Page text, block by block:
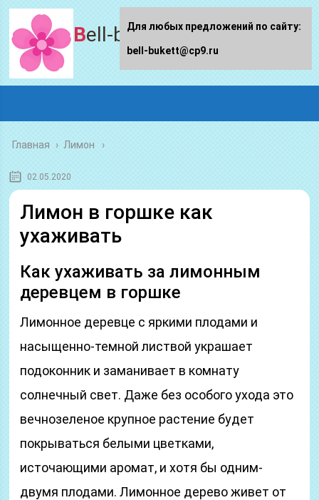
Bell-bukett.ru
Главная › Лимон
02.05.2020
Лимон в горшке как
ухаживать
Как ухаживать за лимонным
деревцем в горшке
Лимонное деревце с яркими плодами и
насыщенно-темной листвой украшает
подоконник и заманивает в комнату
солнечный свет. Даже без особого ухода это
вечнозеленое крупное растение будет
покрываться белыми цветками,
источающими аромат, и хотя бы одним-
двумя плодами. Лимонное дерево живет от
Для любых предложений по сайту:
bell-bukett@cp9.ru